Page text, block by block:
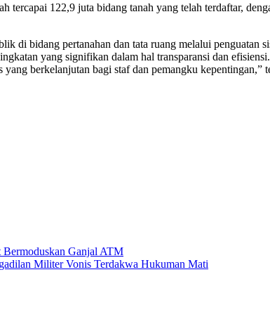
tercapai 122,9 juta bidang tanah yang telah terdaftar,
di bidang pertanahan dan tata ruang melalui penguatan
yang signifikan dalam hal transparansi dan
berkelanjutan bagi staf dan pemangku kepentingan,”
Ganjal ATM
Militer Vonis Terdakwa Hukuman Mati